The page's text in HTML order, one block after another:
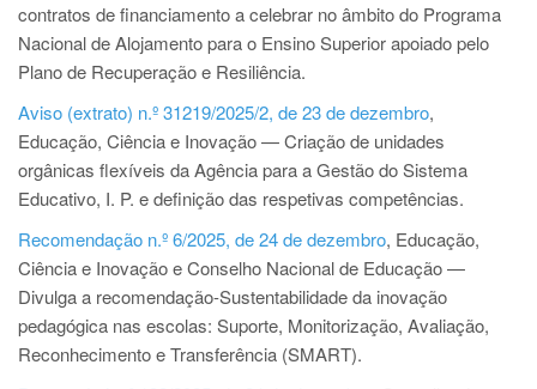
contratos de financiamento a celebrar no âmbito do Programa
Nacional de Alojamento para o Ensino Superior apoiado pelo
Plano de Recuperação e Resiliência.
Aviso (extrato) n.º 31219/2025/2, de 23 de dezembro,
Educação, Ciência e Inovação — Criação de unidades
orgânicas flexíveis da Agência para a Gestão do Sistema
Educativo, I. P. e definição das respetivas competências.
Recomendação n.º 6/2025, de 24 de dezembro, Educação,
Ciência e Inovação e Conselho Nacional de Educação —
Divulga a recomendação-Sustentabilidade da inovação
pedagógica nas escolas: Suporte, Monitorização, Avaliação,
Reconhecimento e Transferência (SMART).